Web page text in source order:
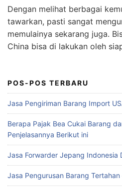
Dengan melihat berbagai
tawarkan, pasti sangat
memulainya sekarang juga.
China bisa di lakukan oleh
POS-POS TERBARU
Jasa Pengiriman Barang Import
Berapa Pajak Bea Cukai Barang
Penjelasannya Berikut ini
Jasa Forwarder Jepang Indonesia
Jasa Pengurusan Barang Tertahan